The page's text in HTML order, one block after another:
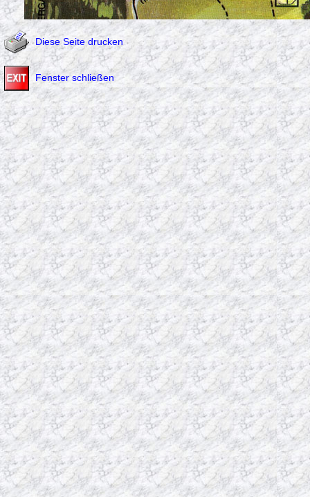
Diese Seite drucken
Fenster schließen